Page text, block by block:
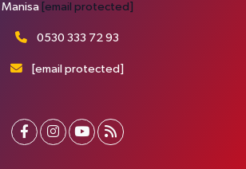
Manisa [email protected]
0530 333 72 93
[email protected]